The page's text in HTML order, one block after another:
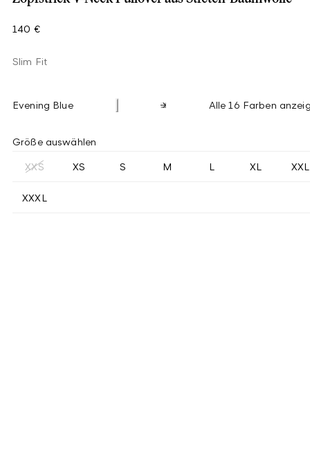
140 €
Slim Fit
Evening Blue Alle 16 Farben
Größe auswählen
XXS XS S M L XL XXL
XXXL